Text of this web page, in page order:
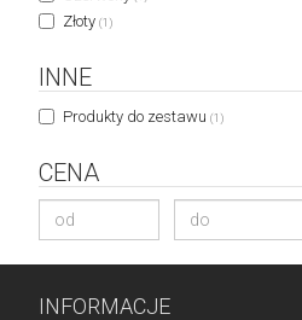
Złoty (1)
INNE
Produkty do zestawu (1)
CENA
INFORMACJE